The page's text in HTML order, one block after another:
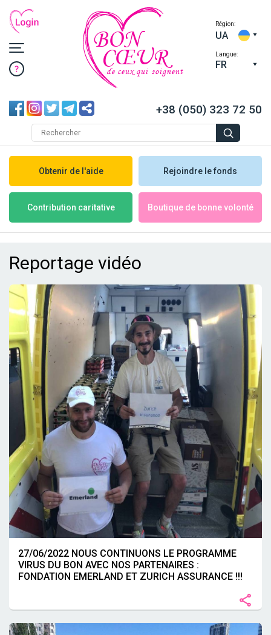
CŒUR
BON
de ceux qui soignent
Région:
UA
Langue:
FR
+38 (050) 323 72 50
Obtenir de l'aide Rejoindre le fonds
Contribution caritative Boutique de bonne volonté
Reportage vidéo
27/06/2022 NOUS CONTINUONS LE PROGRAMME
VIRUS DU BON AVEC NOS PARTENAIRES :
FONDATION EMERLAND ET ZURICH ASSURANCE !!!